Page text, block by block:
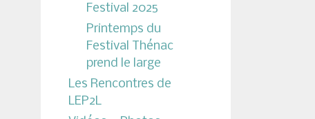
Festival 2025
Printemps du
Festival Thénac
prend le large
Les Rencontres de
LEP2L